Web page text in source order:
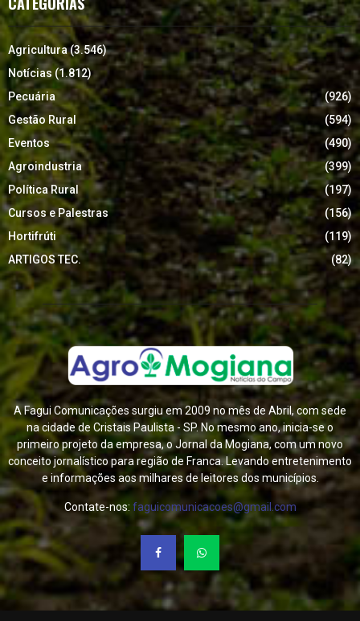
Agricultura(3.546)
Notícias (1.812)
Pecuária
(926)
Gestão Rural
(594)
Eventos
(490)
Agroindustria
(399)
Política Rural
(197)
Cursos e Palestras
(156)
Hortifrúti
(119)
ARTIGOS TEC.
(82)
A Fagui Comunicações surgiu em 2009 no mês de Abril, com sede
na cidade de Cristais Paulista - SP. No mesmo ano, inicia-se o
primeiro projeto da empresa, o Jornal da Mogiana, com um novo
conceito jornalístico para região de Franca. Levando entretenimento
e informações aos milhares de leitores dos municípios.
Contate-nos: faguicomunicacoes@gmail.com